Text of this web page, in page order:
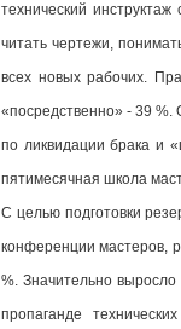
технический
читать чертежи,
всех новых рабочих.
«посредственно» - 39
по ликвидации брака и
пятимесячная школа
С целью подготовки
конференции мастеров,
%. Значительно
пропаганде